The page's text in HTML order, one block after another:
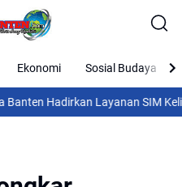
Ekonomi Sosial Budaya
Hadirkan Layanan SIM Keliling
Beri Apresiasi untuk